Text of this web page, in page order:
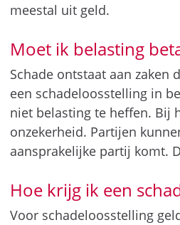
meestal uit geld.
Moet ik belasting
Schade ontstaat aan zaken
een schadeloosstelling in
niet belasting te heffen. Bij
onzekerheid. Partijen
aansprakelijke partij komt.
Hoe krijg ik een
Voor schadeloosstelling